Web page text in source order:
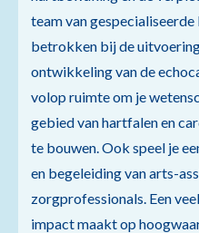
team van
betrokken bij de
ontwikkeling van de
volop ruimte om je
gebied van hartfalen en
te bouwen. Ook speel je
en begeleiding van arts-
zorgprofessionals. Een
impact maakt op